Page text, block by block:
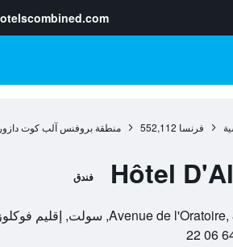
فرنسا 552,112 منطقة بروفنس آلب كوت دازور
Hôtel فندق